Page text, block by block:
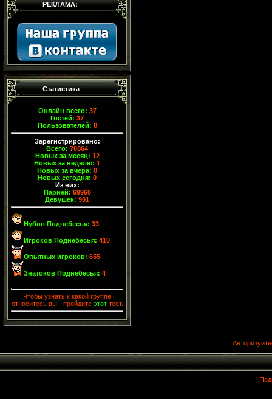
РЕКЛАМА:
Статистика
Онлайн всего: 37
Гостей: 37
Пользователей: 0
Зарегистрировано:
Всего: 70864
Новых за месяц: 12
Новых за неделю: 1
Новых за вчера: 0
Новых сегодня: 0
Из них:
Парней: 69960
Девушек: 901
Нубов Поднебесья: 33
Игроков Поднебесья: 410
Опытных игроков: 655
Знатоков Поднебесья: 4
Чтобы узнать к какой группе
относитесь вы - пройдите этоттест.